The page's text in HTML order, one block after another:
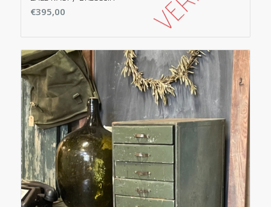
€395,00